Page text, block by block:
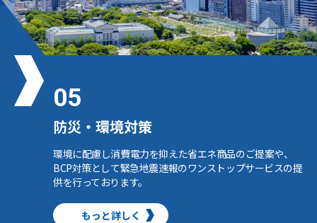
05
防災・環境対策
環境に配慮し消費電力を抑えた省エネ商品のご提案や、
BCP対策として緊急地震速報のワンストップサービスの提
供を行っております。
もっと詳しく